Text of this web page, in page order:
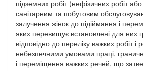
підземних робіт (нефізичних робіт
санітарним та побутовим
залучення жінок до підіймання і
яких перевищує встановлені для них
відповідно до переліку важких робіт і
небезпечними умовами праці,
і переміщення важких речей, що